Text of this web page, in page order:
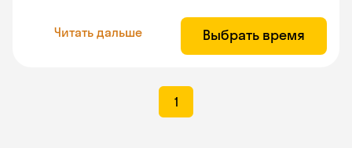
Читать дальше Выбрать время
1